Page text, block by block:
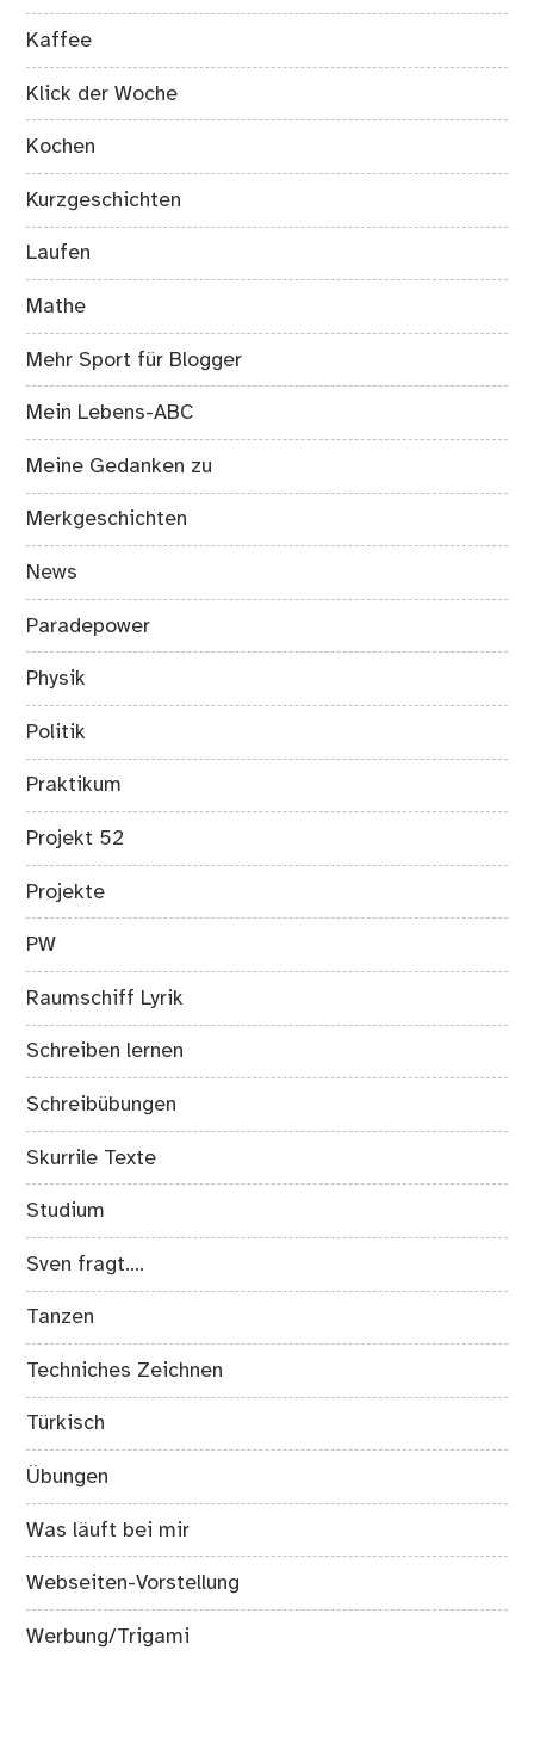
Kaffee
Klick der Woche
Kochen
Kurzgeschichten
Laufen
Mathe
Mehr Sport für Blogger
Mein Lebens-ABC
Meine Gedanken zu
Merkgeschichten
News
Paradepower
Physik
Politik
Praktikum
Projekt 52
Projekte
PW
Raumschiff Lyrik
Schreiben lernen
Schreibübungen
Skurrile Texte
Studium
Sven fragt….
Tanzen
Techniches Zeichnen
Türkisch
Übungen
Was läuft bei mir
Webseiten-Vorstellung
Werbung/Trigami